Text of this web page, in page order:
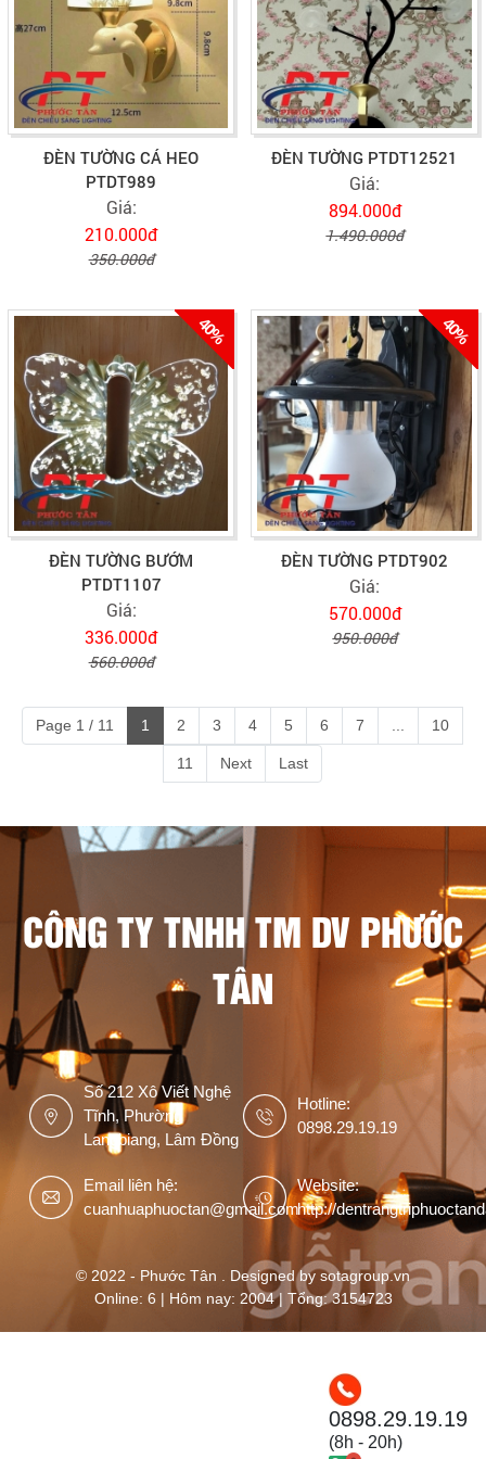
ĐÈN TƯỜNG CÁ HEO
PTDT989
Giá:
210.000đ
350.000đ
ĐÈN TƯỜNG PTDT12521
Giá:
894.000đ
1.490.000đ
40%
ĐÈN TƯỜNG BƯỚM
PTDT1107
Giá:
336.000đ
560.000đ
40%
ĐÈN TƯỜNG PTDT902
Giá:
570.000đ
950.000đ
Page 1 / 11 1 2 3 4 5 6 7 10
11 Next Last
CÔNG TY TNHH TM DV PHƯỚC
TÂN
Số 212 Xô Viết Nghệ
Tĩnh, Phường
Langbiang, Lâm Đồng
Hotline:
0898.29.19.19
Email liên hệ:
cuanhuaphuoctan@gmail.com
Website:
http://
© 2022 - Phước Tân . Designed by sotagroup.vn
Online: 6 | Hôm nay: 2004 | Tổng: 3154723
0898.29.19.19
(8h - 20h)